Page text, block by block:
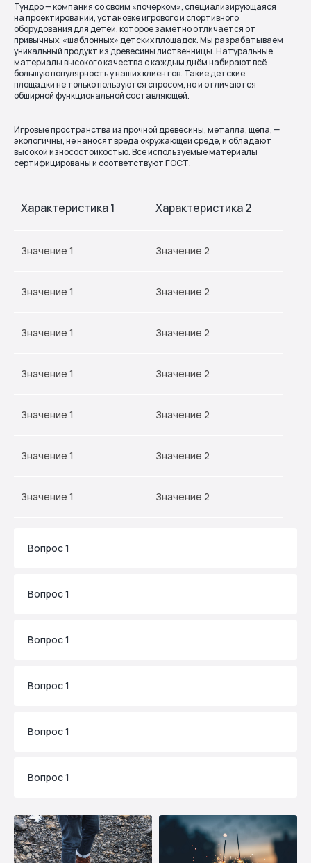
Тундро — компания со своим «почерком», специализирующаяся
на проектировании, установке игрового и спортивного
оборудования для детей, которое заметно отличается от
привычных, «шаблонных» детских площадок. Мы разрабатываем
уникальный продукт из древесины лиственницы. Натуральные
материалы высокого качества с каждым днём набирают всё
большую популярность у наших клиентов. Такие детские
площадки не только пользуются спросом, но и отличаются
обширной функциональной составляющей.
Игровые пространства из прочной древесины, металла, щепа, —
экологичны, не наносят вреда окружающей среде, и обладают
высокой износостойкостью. Все используемые материалы
сертифицированы и соответствуют ГОСТ.
Характеристика 1 Характеристика 2
Значение 1 Значение 2
Значение 1 Значение 2
Значение 1 Значение 2
Значение 1 Значение 2
Значение 1 Значение 2
Значение 1 Значение 2
Значение 1 Значение 2
Вопрос 1
Вопрос 1
Вопрос 1
Вопрос 1
Вопрос 1
Вопрос 1